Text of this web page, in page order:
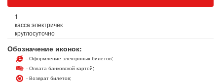
1
касса электричек
круглосуточно
Обозначение иконок:
- Оформление электроных билетов;
- Оплата банковской картой;
- Возврат билетов;